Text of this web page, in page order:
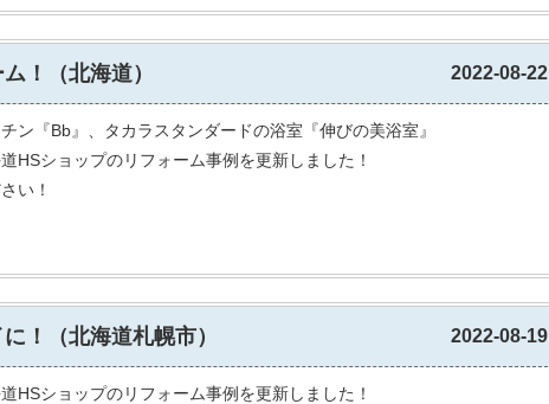
！（北海道） 2022-08-22
ン『Bb』、タカラスタンダードの浴室『伸びの美浴室』
HSショップのリフォーム事例を更新しました！
い！
！（北海道札幌市） 2022-08-19
HSショップのリフォーム事例を更新しました！